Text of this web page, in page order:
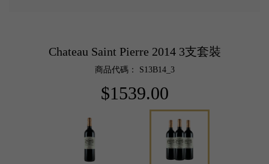
Chateau Saint Pierre 2014 3支套裝
商品代碼： S13B14_3
$1539.00